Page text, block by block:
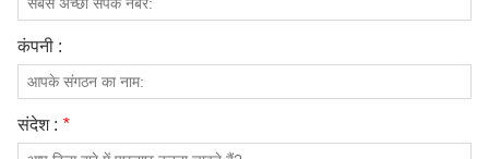
कंपनी :
संदेश : *